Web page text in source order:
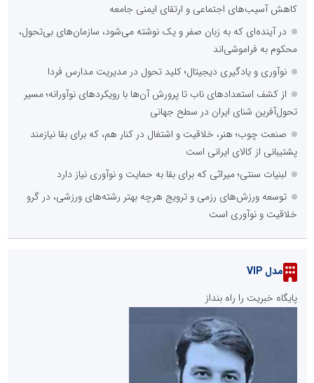
کاهش آسیب‌های اجتماعی و ارتقای ایمنی جامعه
در آینده‌ای که به زبان صفر و یک نوشته می‌شود، سازمان‌های بی‌تحول،
محکوم به فراموشی‌اند
نوآوری و یادگیری دیجیتال؛ کلید تحول در مدیریت مدارس فردا
از کشف استعدادهای ناب تا پرورش آن‌ها با رویکردهای نوآورانه؛ مسیر
تحول‌آفرین شنای ایران در سطح جهانی
صنعت چوب؛ هنر، خلاقیت و اشتغال در کنار هم، که برای بقا نیازمند
پشتیبانی از کالای ایرانی است
لبنیات سنتی؛ میراثی که برای بقا به حمایت و نوآوری نیاز دارد
توسعه ورزش‌های رزمی و ترویج هرچه بهتر رشته‌های ورزشی، در گرو
خلاقیت و نوآوری است
مدل VIP
پایگاه خبریت را راه بنداز